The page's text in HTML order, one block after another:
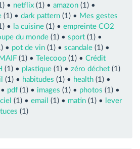
• netflix (1) • amazon (1) •
(1) • dark pattern (1) • Mes gestes
• la cuisine (1) • empreinte CO2
du monde (1) • sport (1) •
• pot de vin (1) • scandale (1) •
MAIF (1) • Telecoop (1) • Crédit
(1) • plastique (1) • zéro déchet (1)
(1) • habitudes (1) • health (1) •
pdf (1) • images (1) • photos (1) •
(1) • email (1) • matin (1) •
lever
(1)